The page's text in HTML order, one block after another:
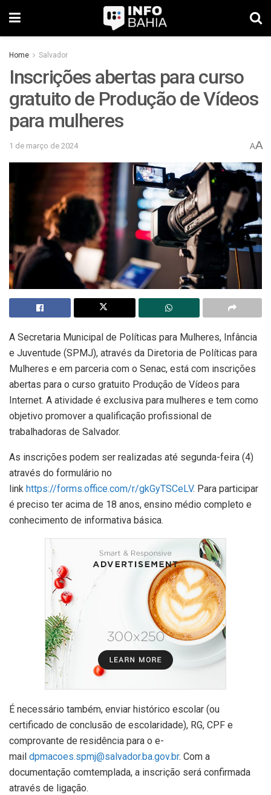
Home Salvador
Inscrições abertas para curso
gratuito de Produção de Vídeos
para mulheres
1 de março de 2024 AA
A Secretaria Municipal de Políticas para Mulheres, Infância
e Juventude (SPMJ), através da Diretoria de Políticas para
Mulheres e em parceria com o Senac, está com inscrições
abertas para o curso gratuito Produção de Vídeos para
Internet. A atividade é exclusiva para mulheres e tem como
objetivo promover a qualificação profissional de
trabalhadoras de Salvador.
As inscrições podem ser realizadas até segunda-feira (4)
através do formulário no
link https://forms.office.com/r/gkGyTSCeLV. Para participar
é preciso ter acima de 18 anos, ensino médio completo e
conhecimento de informativa básica.
É necessário também, enviar histórico escolar (ou
certificado de conclusão de escolaridade), RG, CPF e
comprovante de residência para o e-
mail dpmacoes.spmj@salvador.ba.gov.br. Com a
documentação comtemplada, a inscrição será confirmada
através de ligação.